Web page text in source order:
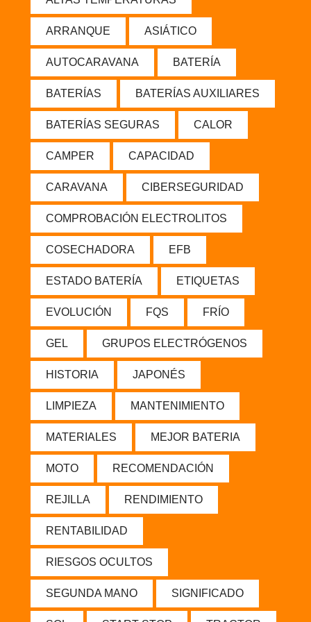
ARRANQUE ASIÁTICO
AUTOCARAVANA BATERÍA
BATERÍAS BATERÍAS AUXILIARES
BATERÍAS SEGURAS CALOR
CAMPER CAPACIDAD
CARAVANA CIBERSEGURIDAD
COMPROBACIÓN ELECTROLITOS
COSECHADORA EFB
ESTADO BATERÍA ETIQUETAS
EVOLUCIÓN FQS FRÍO
GEL GRUPOS ELECTRÓGENOS
HISTORIA JAPONÉS
LIMPIEZA MANTENIMIENTO
MATERIALES MEJOR BATERIA
MOTO RECOMENDACIÓN
REJILLA RENDIMIENTO
RENTABILIDAD
RIESGOS OCULTOS
SEGUNDA MANO SIGNIFICADO